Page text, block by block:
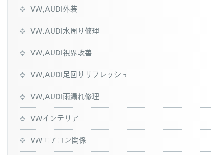
VW,AUDI外装
VW,AUDI水周り修理
VW,AUDI視界改善
VW,AUDI足回りリフレッシュ
VW,AUDI雨漏れ修理
VWインテリア
VWエアコン関係